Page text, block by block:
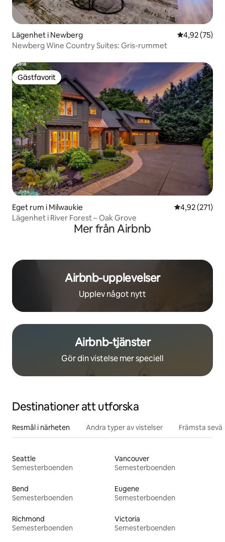
Lägenhet i Newberg 4,92 av 5 i
4,92 (75)
Newberg Wine Country Suites: Gris-rummet
Gästfavorit
Gästfavorit
Eget rum i Milwaukie 4,92 av 5 i
4,92 (271)
Lägenhet i River Forest – Oak Grove
Mer från Airbnb
Airbnb-upplevelser
Upplev något nytt
Airbnb-tjänster
Gör din vistelse mer speciell
Destinationer att utforska
Resmål i närheten Andra typer av vistelser Främsta
Seattle
Semesterboenden
Vancouver
Semesterboenden
Bend
Semesterboenden
Eugene
Semesterboenden
Richmond
Semesterboenden
Victoria
Semesterboenden